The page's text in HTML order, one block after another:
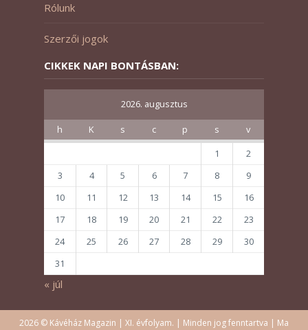
Rólunk
Szerzői jogok
CIKKEK NAPI BONTÁSBAN:
2026. augusztus
h K s c p s
v
1
2
3
4 5 6 7 8
9
10
11 12 13 14 15
16
17
18 19 20 21 22
23
24
25 26 27 28 29
30
31
« júl
2026 © Kávéház Magazin | XI. évfolyam. | Minden jog fenntartva | Ma